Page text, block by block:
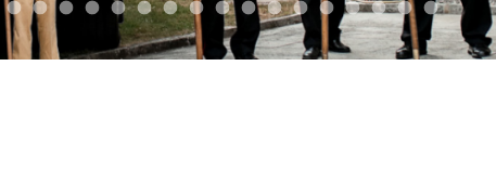
031 032
Aktuell 033
Aktuell 029
Aktuell 027
Aktuell 026
Start 013Aktuell 024
Aktuell 019
Auto 010Start 010
Start 002Auto 002Auto 009Auto 006Start 008Start 005
Start 003Start 006